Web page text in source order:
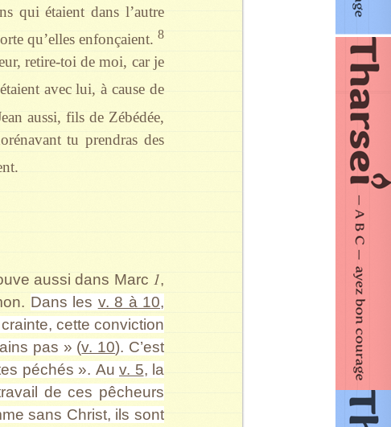
qui étaient dans l’autre
qu’elles enfonçaient. 8
retire-toi de moi, car je
avec lui, à cause de
aussi, fils de Zébédée,
tu prendras des
aussi dans Marc 1,
Dans les v. 8 à 10,
cette conviction
pas » (v. 10). C’est
péchés ». Au v. 5, la
de ces pêcheurs
sans Christ, ils sont